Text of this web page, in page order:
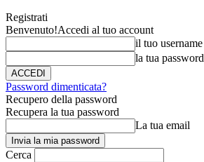
Registrati
Benvenuto!Accedi al tuo account
il tuo username
la tua password
Password dimenticata?
Recupero della password
Recupera la tua password
La tua email
Cerca